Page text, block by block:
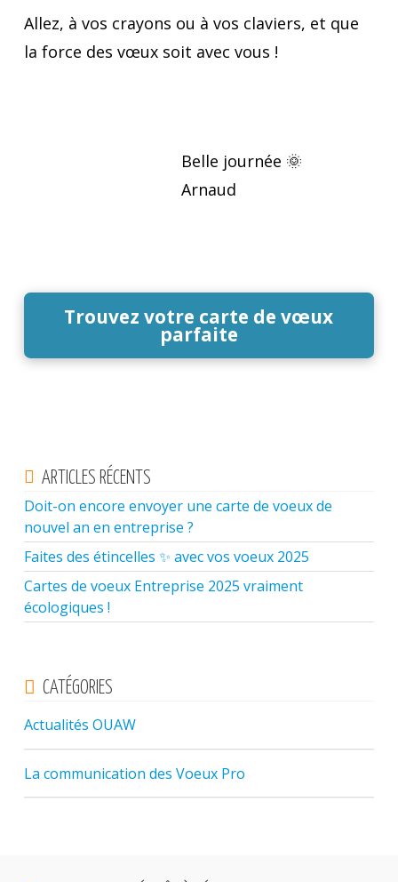
Allez, à vos crayons ou à vos claviers, et que
la force des vœux soit avec vous !
Belle journée 🌞
Arnaud
Trouvez votre carte de vœux
parfaite
ARTICLES RÉCENTS
Doit-on encore envoyer une carte de voeux de
nouvel an en entreprise ?
Faites des étincelles ✨ avec vos voeux 2025
Cartes de voeux Entreprise 2025 vraiment
écologiques !
CATÉGORIES
Actualités OUAW
La communication des Voeux Pro